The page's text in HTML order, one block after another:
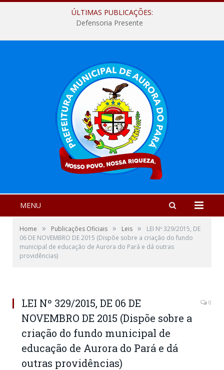
ÚLTIMAS PUBLICAÇÕES:
Defensoria Presente
MENU
Home » Publicações Oficiais » Leis »
LEI Nº 329/2015, DE
06 DE NOVEMBRO DE 2015 (Dispõe sobre a criação do fundo
municipal de educação de Aurora do Pará e dá outras
providências)
LEI Nº 329/2015, DE 06 DE
NOVEMBRO DE 2015 (Dispõe sobre a
criação do fundo municipal de
educação de Aurora do Pará e dá
outras providências)
0